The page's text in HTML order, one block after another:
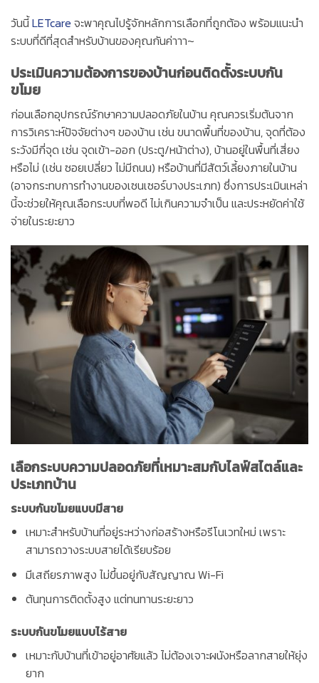
วันนี้LETcare จะพาคุณไปรู้จักหลักการเลือกที่ถูกต้อง พร้อมแนะนำ
ระบบที่ดีที่สุดสำหรับบ้านของคุณกันค่าาา~
ประเมินความต้องการของบ้านก่อนติดตั้งระบบกัน
ขโมย
ก่อนเลือกอุปกรณ์รักษาความปลอดภัยในบ้าน คุณควรเริ่มต้นจาก
การวิเคราะห์ปัจจัยต่างๆ ของบ้าน เช่น ขนาดพื้นที่ของบ้าน, จุดที่ต้อง
ระวังมีกี่จุด เช่น จุดเข้า-ออก (ประตู/หน้าต่าง), บ้านอยู่ในพื้นที่เสี่ยง
หรือไม่ (เช่น ซอยเปลี่ยว ไม่มีถนน) หรือบ้านที่มีสัตว์เลี้ยงภายในบ้าน
(อาจกระทบการทำงานของเซนเซอร์บางประเภท) ซึ่งการประเมินเหล่า
นี้จะช่วยให้คุณเลือกระบบที่พอดี ไม่เกินความจำเป็น และประหยัดค่าใช้
จ่ายในระยะยาว
เลือกระบบความปลอดภัยที่เหมาะสมกับไลฟ์สไตล์และ
ประเภทบ้าน
ระบบกันขโมยแบบมีสาย
เหมาะสำหรับบ้านที่อยู่ระหว่างก่อสร้างหรือรีโนเวทใหม่ เพราะ
สามารถวางระบบสายได้เรียบร้อย
มีเสถียรภาพสูง ไม่ขึ้นอยู่กับสัญญาณ Wi-Fi
ต้นทุนการติดตั้งสูง แต่ทนทานระยะยาว
ระบบกันขโมยแบบไร้สาย
เหมาะกับบ้านที่เข้าอยู่อาศัยแล้ว ไม่ต้องเจาะผนังหรือลากสายให้ยุ่ง
ยาก